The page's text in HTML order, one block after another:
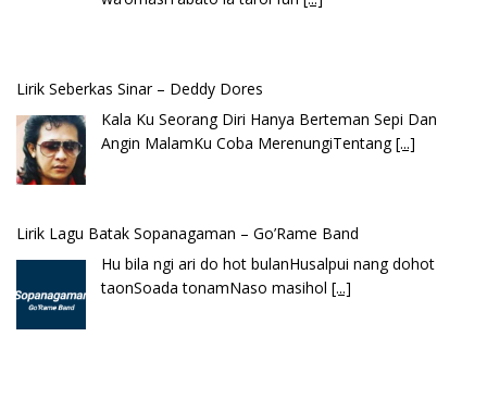
Kala Ku Seorang Diri Hanya Berteman Sepi Dan
Angin MalamKu Coba MerenungiTentang[...]
Hu bila ngi ari do hot bulanHusalpui nang dohot
taonSoada tonamNaso masihol[...]